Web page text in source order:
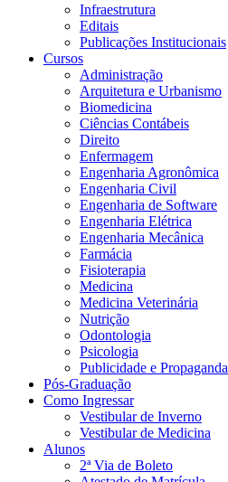
Infraestrutura
Editais
Publicações Institucionais
Cursos
Administração
Arquitetura e Urbanismo
Biomedicina
Ciências Contábeis
Direito
Enfermagem
Engenharia Agronômica
Engenharia Civil
Engenharia de Software
Engenharia Elétrica
Engenharia Mecânica
Farmácia
Fisioterapia
Medicina
Medicina Veterinária
Nutrição
Odontologia
Psicologia
Publicidade e Propaganda
Pós-Graduação
Como Ingressar
Vestibular de Inverno
Vestibular de Medicina
Alunos
2ª Via de Boleto